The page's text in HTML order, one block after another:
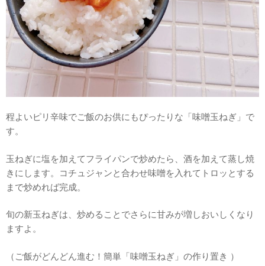
程よいピリ辛味でご飯のお供にもぴったりな「味噌玉ねぎ」で
す。
玉ねぎに塩を加えてフライパンで炒めたら、酒を加えて蒸し焼
きにします。コチュジャンと合わせ味噌を入れてトロッとする
まで炒めれば完成。
旬の新玉ねぎは、炒めることでさらに甘みが増しおいしくなり
ますよ。
（ご飯がどんどん進む！簡単「味噌玉ねぎ」の作り置き ）